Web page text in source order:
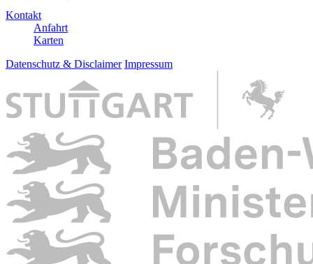
Kontakt
Anfahrt
Karten
Datenschutz & Disclaimer Impressum